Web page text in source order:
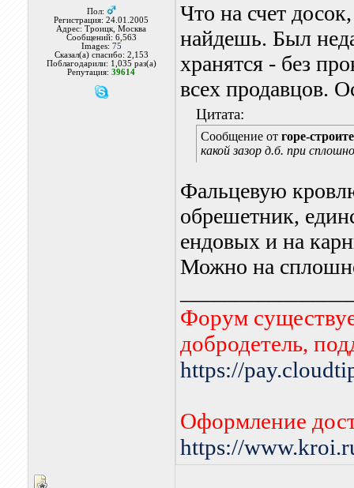
Пол:
Регистрация: 24.01.2005
Адрес: Троицк, Москва
Сообщений: 6,563
Images: 75
Сказал(а) спасибо: 2,153
Поблагодарили: 1,035 раз(а)
Репутация:39614
Что на счет
найдешь. Был
хранятся - без
всех продавцов.
Цитата:
Сообщение от горе-
какой зазор д.б. при
Фальцевую
обрешетник,
ендовых и на
Можно на
Форум
добродетель,
https://
Оформление
https://